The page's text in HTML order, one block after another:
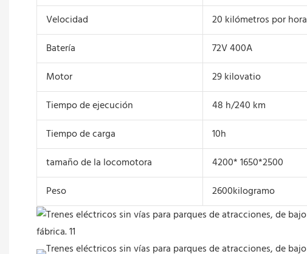
Velocidad
20 kilómetros por hora
Batería
72V 400A
Motor
29 kilovatio
Tiempo de ejecución
48 h/240 km
Tiempo de carga
10h
tamaño de la locomotora
4200* 1650*2500
Peso
2600kilogramo